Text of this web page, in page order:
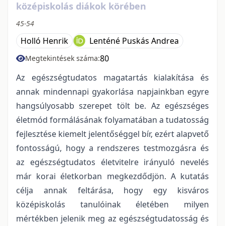
középiskolás diákok körében
45-54
Holló Henrik Lenténé Puskás Andrea
Megtekintések száma:80
Az egészségtudatos magatartás kialakítása és
annak mindennapi gyakorlása napjainkban egyre
hangsúlyosabb szerepet tölt be. Az egészséges
életmód formálásának folyamatában a tudatosság
fejlesztése kiemelt jelentőséggel bír, ezért alapvető
fontosságú, hogy a rendszeres testmozgásra és
az egészségtudatos életvitelre irányuló nevelés
már korai életkorban megkezdődjön. A kutatás
célja annak feltárása, hogy egy kisváros
középiskolás tanulóinak életében milyen
mértékben jelenik meg az egészségtudatosság és